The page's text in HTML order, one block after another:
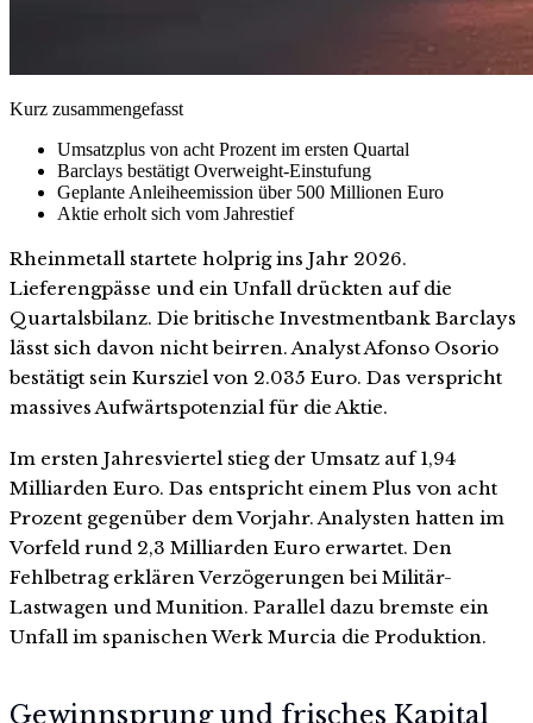
Kurz zusammengefasst
Umsatzplus von acht Prozent im ersten Quartal
Barclays bestätigt Overweight-Einstufung
Geplante Anleiheemission über 500 Millionen Euro
Aktie erholt sich vom Jahrestief
Rheinmetall startete holprig ins Jahr 2026.
Lieferengpässe und ein Unfall drückten auf die
Quartalsbilanz. Die britische Investmentbank Barclays
lässt sich davon nicht beirren. Analyst Afonso Osorio
bestätigt sein Kursziel von 2.035 Euro. Das verspricht
massives Aufwärtspotenzial für die Aktie.
Im ersten Jahresviertel stieg der Umsatz auf 1,94
Milliarden Euro. Das entspricht einem Plus von acht
Prozent gegenüber dem Vorjahr. Analysten hatten im
Vorfeld rund 2,3 Milliarden Euro erwartet. Den
Fehlbetrag erklären Verzögerungen bei Militär-
Lastwagen und Munition. Parallel dazu bremste ein
Unfall im spanischen Werk Murcia die Produktion.
Gewinnsprung und frisches Kapital